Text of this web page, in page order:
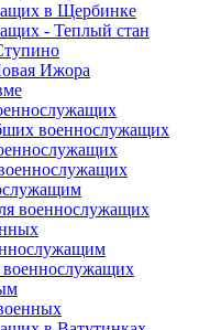
в Щербинке
- Теплый стан
Ижора
военнослужащих
военнослужащих
военнослужащих